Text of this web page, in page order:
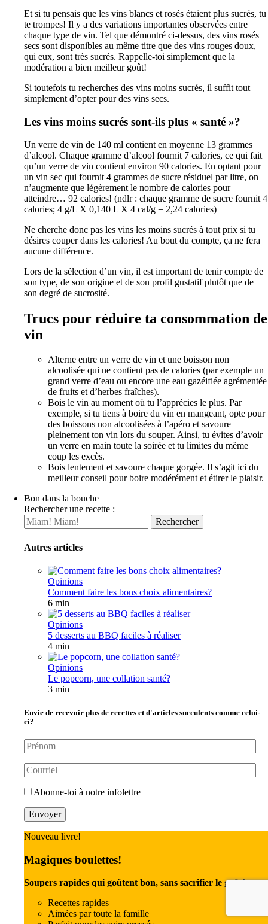
Et si tu pensais que les vins blancs et rosés étaient plus sucrés, tu
te trompes! Il y a des variations importantes observées entre
chaque type de vin. Tel que démontré ci-dessus, des vins rosés
secs sont disponibles au même titre que des vins rouges doux,
qui eux, sont très sucrés. Rappelle-toi simplement que la
modération a bien meilleur goût!
Si toutefois tu recherches des vins moins sucrés, il suffit tout
simplement d’opter pour des vins secs.
Les vins moins sucrés sont-ils plus « santé »?
Un verre de vin de 140 ml contient en moyenne 13 grammes
d’alcool. Chaque gramme d’alcool fournit 7 calories, ce qui fait
qu’un verre de vin contient environ 90 calories. En optant pour
un vin sec qui fournit 4 grammes de sucre résiduel par litre, on
n’augmente que légèrement le nombre de calories pour
atteindre… 92 calories! (ndlr : chaque gramme de sucre fournit 4
calories; 4 g/L X 0,140 L X 4 cal/g = 2,24 calories)
Ne cherche donc pas les vins les moins sucrés à tout prix si tu
désires couper dans les calories! Au bout du compte, ça ne fera
aucune différence.
Lors de la sélection d’un vin, il est important de tenir compte de
son type, de son origine et de son profil gustatif plutôt que de
son degré de sucrosité.
Trucs pour réduire ta consommation de
vin
Alterne entre un verre de vin et une boisson non
alcoolisée qui ne contient pas de calories (par exemple un
grand verre d’eau ou encore une eau gazéifiée agrémentée
de fruits et d’herbes fraîches).
Bois le vin au moment où tu l’apprécies le plus. Par
exemple, si tu tiens à boire du vin en mangeant, opte pour
des boissons non alcoolisées à l’apéro et savoure
pleinement ton vin lors du souper. Ainsi, tu évites d’avoir
un verre en main toute la soirée et tu limites du même
coup les excès.
Bois lentement et savoure chaque gorgée. Il s’agit ici du
meilleur conseil pour boire modérément et étirer le plaisir.
Bon dans la bouche
Rechercher une recette :
Autres articles
Opinions
Comment faire les bons choix alimentaires?
6 min
Opinions
5 desserts au BBQ faciles à réaliser
4 min
Opinions
Le popcorn, une collation santé?
3 min
Envie de recevoir plus de recettes et d'articles succulents comme celui-
ci?
Abonne-toi à notre infolettre
Nouveau livre!
Magiques boulettes!
Soupers rapides qui goûtent bon, sans sacrifier le goût!
Recettes rapides
Aimées par toute la famille